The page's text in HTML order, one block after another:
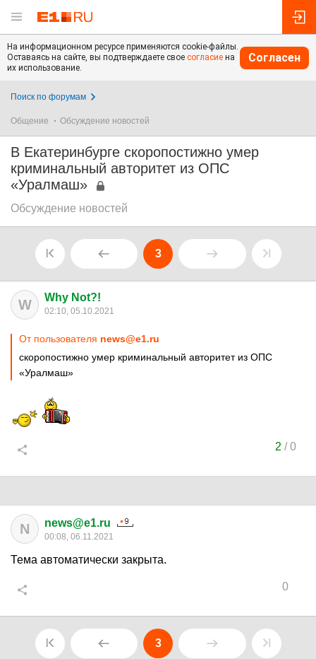
На информационном ресурсе применяются cookie-файлы.
Оставаясь на сайте, вы подтверждаете свое согласие на
их использование.
Согласен
Поиск по форумам
Общение Обсуждение новостей
В Екатеринбурге скоропостижно умер
криминальный авторитет из ОПС
«Уралмаш»
Обсуждение новостей
3
W Why Not?!
02:10, 05.10.2021
От пользователя news@e1.ru
скоропостижно умер криминальный авторитет из ОПС
«Уралмаш»
2 /0
N news@e1.ru
00:08, 06.11.2021
Тема автоматически закрыта.
0
3